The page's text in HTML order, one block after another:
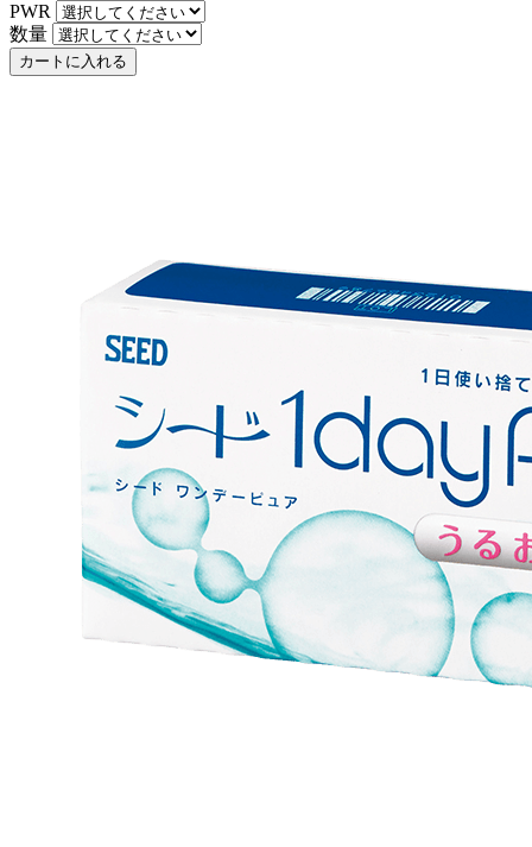
PWR
数量
カートに入れる